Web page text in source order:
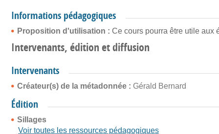
Informations pédagogiques
Proposition d'utilisation : Ce cours pourra être utile aux
Intervenants, édition et diffusion
Intervenants
Créateur(s) de la métadonnée : Gérald Bernard
Édition
Sillages
Voir toutes les ressources pédagogiques